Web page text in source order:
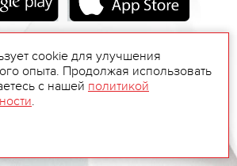
cookie для улучшения
опыта. Продолжая использовать
с нашей политикой
.